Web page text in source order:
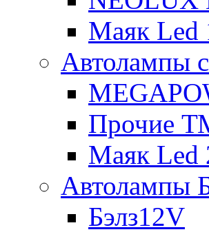
Маяк Led
Автолампы
Прочие
Маяк Led
Автолампы
Бэлз12V